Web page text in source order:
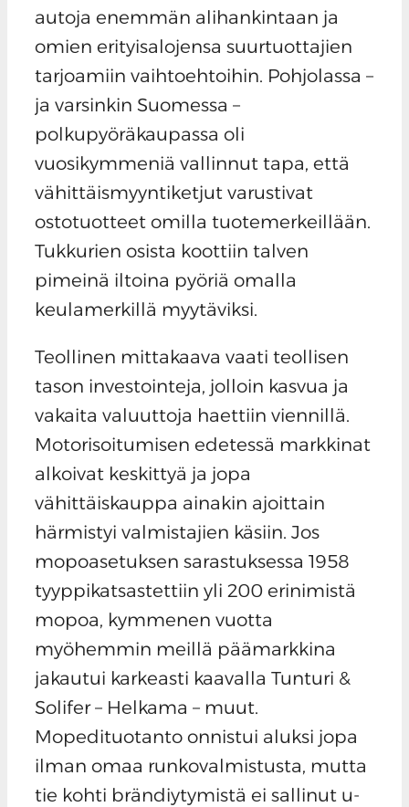
autoja enemmän alihankintaan ja
omien erityisalojensa suurtuottajien
tarjoamiin vaihtoehtoihin. Pohjolassa –
ja varsinkin Suomessa –
polkupyöräkaupassa oli
vuosikymmeniä vallinnut tapa, että
vähittäismyyntiketjut varustivat
ostotuotteet omilla tuotemerkeillään.
Tukkurien osista koottiin talven
pimeinä iltoina pyöriä omalla
keulamerkillä myytäviksi.
Teollinen mittakaava vaati teollisen
tason investointeja, jolloin kasvua ja
vakaita valuuttoja haettiin viennillä.
Motorisoitumisen edetessä markkinat
alkoivat keskittyä ja jopa
vähittäiskauppa ainakin ajoittain
härmistyi valmistajien käsiin. Jos
mopoasetuksen sarastuksessa 1958
tyyppikatsastettiin yli 200 erinimistä
mopoa, kymmenen vuotta
myöhemmin meillä päämarkkina
jakautui karkeasti kaavalla Tunturi &
Solifer – Helkama – muut.
Mopedituotanto onnistui aluksi jopa
ilman omaa runkovalmistusta, mutta
tie kohti brändiytymistä ei sallinut u-